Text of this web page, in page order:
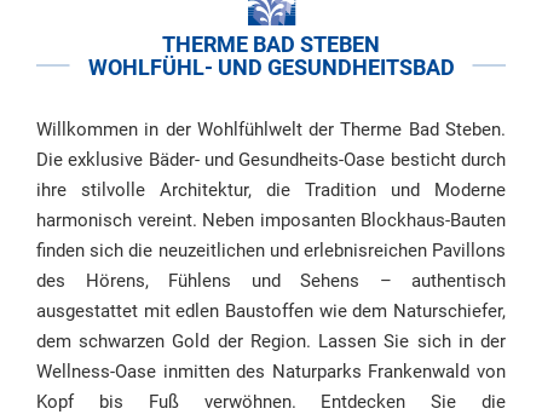
THERME BAD STEBEN
WOHLFÜHL- UND GESUNDHEITSBAD
Willkommen in der Wohlfühlwelt der Therme Bad Steben.
Die exklusive Bäder- und Gesundheits-Oase besticht durch
ihre stilvolle Architektur, die Tradition und Moderne
harmonisch vereint. Neben imposanten Blockhaus-Bauten
finden sich die neuzeitlichen und erlebnisreichen Pavillons
des Hörens, Fühlens und Sehens – authentisch
ausgestattet mit edlen Baustoffen wie dem Naturschiefer,
dem schwarzen Gold der Region. Lassen Sie sich in der
Wellness-Oase inmitten des Naturparks Frankenwald von
Kopf bis Fuß verwöhnen. Entdecken Sie die